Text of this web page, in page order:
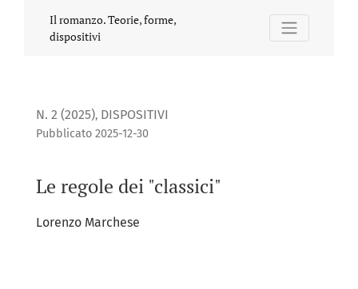
Il romanzo. Teorie, forme,
dispositivi
N. 2 (2025), DISPOSITIVI
Le regole dei "classici"
Pubblicato 2025-12-30
Lorenzo Marchese